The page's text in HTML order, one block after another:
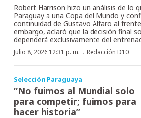
Robert Harrison hizo un análisis de lo
Paraguay a una Copa del Mundo y
continuidad de Gustavo Alfaro al
embargo, aclaró que la decisión final
dependerá exclusivamente del
Julio 8, 2026 12:31 p. m. · Redacción D10
Selección Paraguaya
“No fuimos al Mundial solo
para competir; fuimos para
hacer historia”